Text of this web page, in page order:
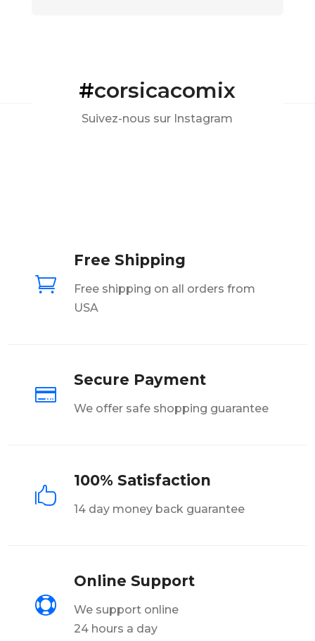
#corsicacomix
Suivez-nous sur Instagram

Free Shipping
Free shipping on all orders from
USA

Secure Payment
We offer safe shopping guarantee

100% Satisfaction
14 day money back guarantee

Online Support
We support online
24 hours a day